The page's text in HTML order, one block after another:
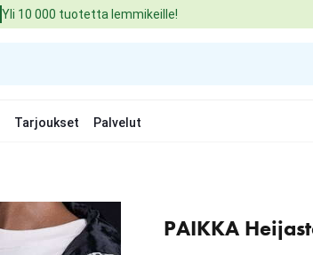
Yli 10 000 tuotetta lemmikeille!
Tarjoukset Palvelut
PAIKKA